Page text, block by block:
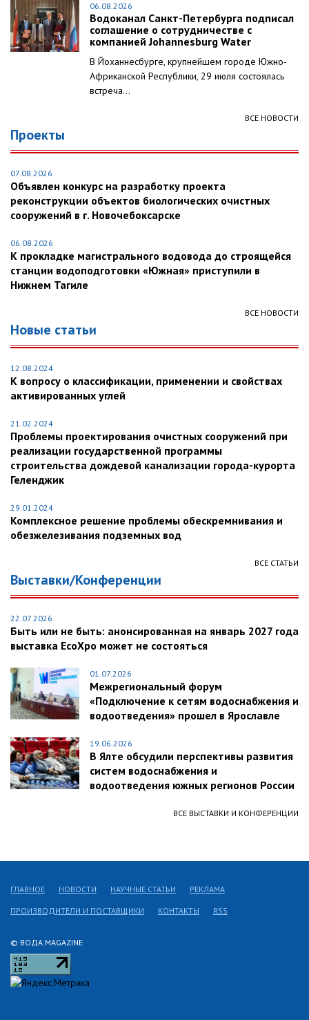
06.08.2026
Водоканал Санкт-Петербурга подписал
соглашение о сотрудничестве с
компанией Johannesburg Water
В Йоханнесбурге, крупнейшем городе Южно-
Африканской Республики, 29 июля состоялась
встреча...
ВСЕ НОВОСТИ
Проекты
07.08.2026
Объявлен конкурс на разработку проекта
реконструкции объектов биологических очистных
сооружений в г. Новочебоксарске
06.08.2026
К прокладке магистрального водовода до строящейся
станции водоподготовки «Южная» приступили в
Нижнем Тагиле
ВСЕ НОВОСТИ
Новые статьи
12.08.2024
К вопросу о классификации, применении и свойствах
активированных углей
21.02.2024
Проблемы проектирования очистных сооружений при
реализации государственной программы
строительства дождевой канализации города-курорта
Геленджик
29.01.2024
Комплексное решение проблемы обескремнивания и
обезжелезивания подземных вод
ВСЕ СТАТЬИ
Выставки/Конференции
22.07.2026
Быть или не быть: анонсированная на январь 2027 года
выставка EcoXpo может не состояться
01.07.2026
Межрегиональный форум
«Подключение к сетям водоснабжения и
водоотведения» прошел в Ярославле
19.06.2026
В Ялте обсудили перспективы развития
систем водоснабжения и
водоотведения южных регионов России
ВСЕ ВЫСТАВКИ И КОНФЕРЕНЦИИ
© ВОДА MAGAZINE
ГЛАВНОЕ НОВОСТИ НАУЧНЫЕ СТАТЬИ РЕКЛАМА
ПРОИЗВОДИТЕЛИ И ПОСТАВЩИКИ КОНТАКТЫ RSS